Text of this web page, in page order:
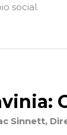
social.
Sinnett,